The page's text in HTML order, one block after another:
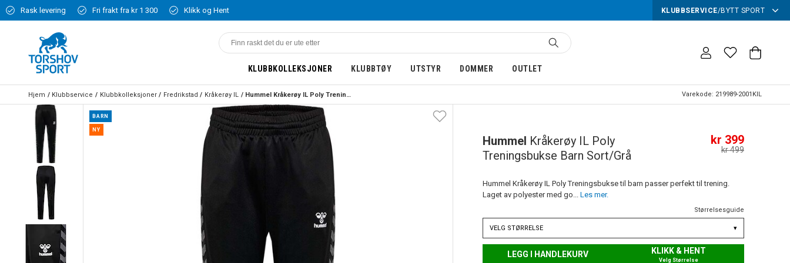
Rask levering Fri frakt fra kr 1 300 Klikk og Hent KLUBBSERVICE/BYTT SPORT
KLUBBKOLLEKSJONER KLUBBTØY UTSTYR DOMMER OUTLET
Hjem Klubbservice Klubbkolleksjoner Fredrikstad Kråkerøy IL Hummel Kråkerøy IL Poly Treningsbukse Barn Sort/Grå Varekode: 219989-2001KIL
BARN
NY
Hummel Kråkerøy IL Poly
Treningsbukse Barn Sort/Grå
kr 399
kr 499
Hummel Kråkerøy IL Poly Treningsbukse til barn passer perfekt til trening.
Laget av polyester med go... Les mer.
Størrelsesguide
VELG STØRRELSE ▾
LEGG I HANDLEKURV KLIKK & HENT
Velg Størrelse